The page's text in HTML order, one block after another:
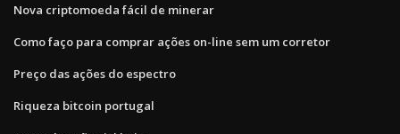
Nova criptomoeda fácil de minerar
Como faço para comprar ações on-line sem um corretor
Preço das ações do espectro
Riqueza bitcoin portugal